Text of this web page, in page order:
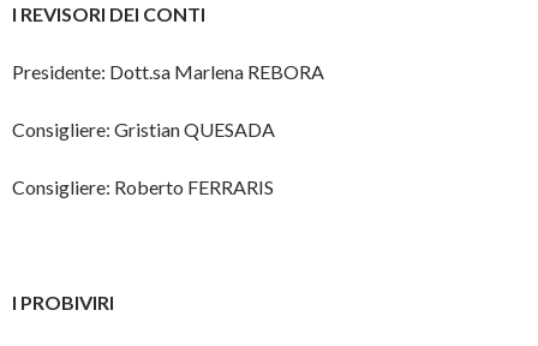
I REVISORI DEI CONTI
Presidente: Dott.sa Marlena REBORA
Consigliere: Gristian QUESADA
Consigliere: Roberto FERRARIS
I PROBIVIRI